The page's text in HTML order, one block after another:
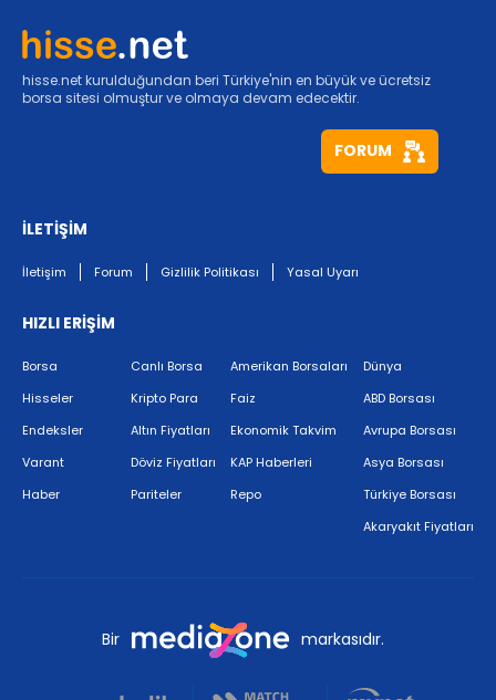
hisse.net kurulduğundan beri Türkiye'nin en büyük ve ücretsiz
borsa sitesi olmuştur ve olmaya devam edecektir.
FORUM
İLETİŞİM
İletişim Forum Gizlilik Politikası Yasal Uyarı
HIZLI ERİŞİM
Borsa
Hisseler
Endeksler
Varant
Haber
Canlı Borsa
Kripto Para
Altın Fiyatları
Döviz Fiyatları
Pariteler
Amerikan Borsaları
Faiz
Ekonomik Takvim
KAP Haberleri
Repo
Dünya
ABD Borsası
Avrupa Borsası
Asya Borsası
Türkiye Borsası
Akaryakıt Fiyatları
Bir markasıdır.